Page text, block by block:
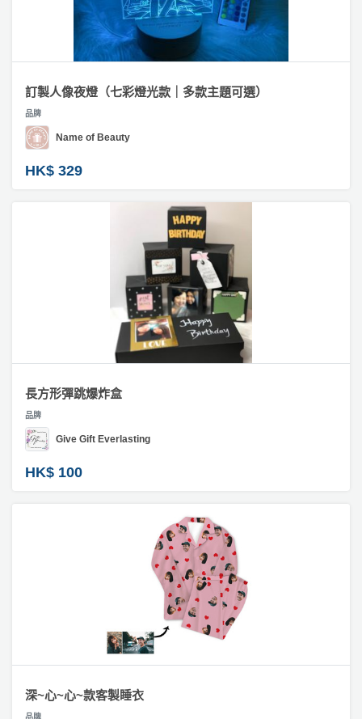
訂製人像夜燈（七彩燈光款｜多款主題可選）
品牌
Name of Beauty
HK$ 329
長方形彈跳爆炸盒
品牌
Give Gift Everlasting
HK$ 100
深~心~心~款客製睡衣
品牌